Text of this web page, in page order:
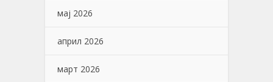
мај 2026
април 2026
март 2026